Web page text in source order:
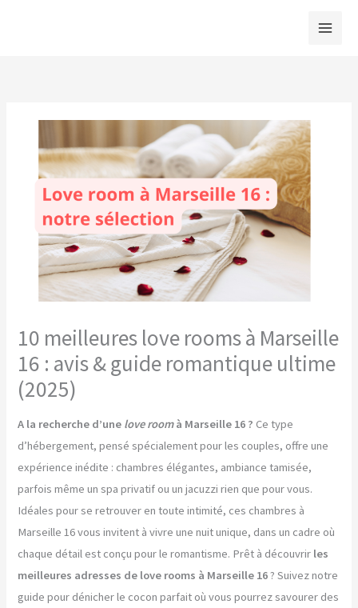
10 meilleures love rooms à Marseille
16 : avis & guide romantique ultime
(2025)
A la recherche d’une love roomà Marseille 16 ? Ce type
d’hébergement, pensé spécialement pour les couples, offre une
expérience inédite : chambres élégantes, ambiance tamisée,
parfois même un spa privatif ou un jacuzzi rien que pour vous.
Idéales pour se retrouver en toute intimité, ces chambres à
Marseille 16 vous invitent à vivre une nuit unique, dans un cadre où
chaque détail est conçu pour le romantisme. Prêt à découvrir les
meilleures adresses de love rooms à Marseille 16? Suivez notre
guide pour dénicher le cocon parfait où vous pourrez savourer des